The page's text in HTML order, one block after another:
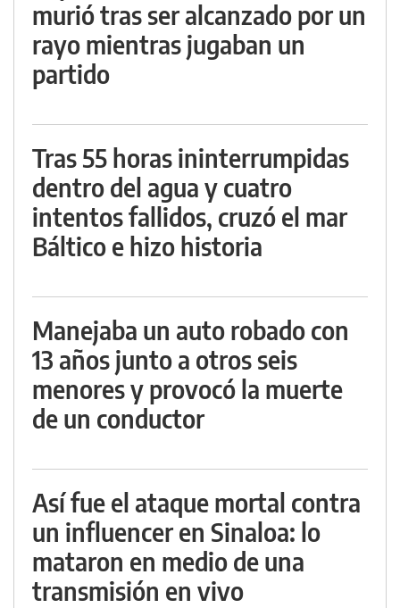
murió tras ser alcanzado por un
rayo mientras jugaban un
partido
Tras 55 horas ininterrumpidas
dentro del agua y cuatro
intentos fallidos, cruzó el mar
Báltico e hizo historia
Manejaba un auto robado con
13 años junto a otros seis
menores y provocó la muerte
de un conductor
Así fue el ataque mortal contra
un influencer en Sinaloa: lo
mataron en medio de una
transmisión en vivo